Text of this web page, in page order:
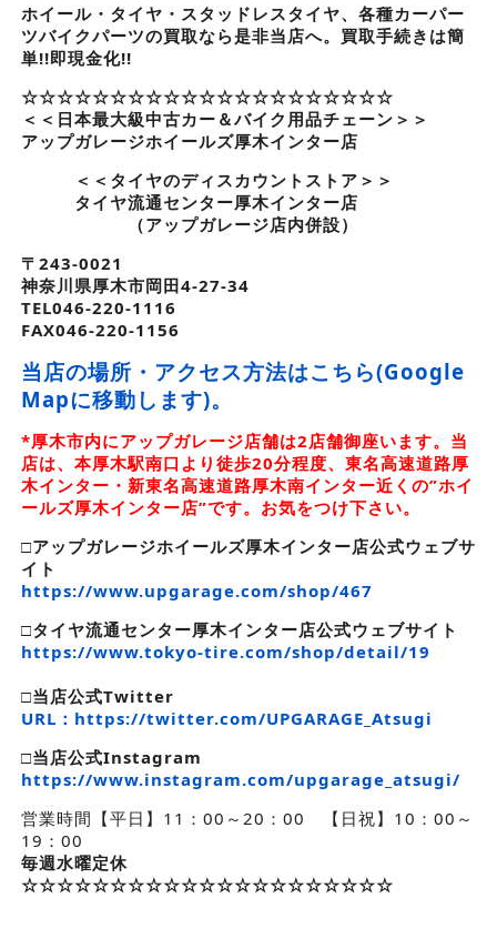
ホイール・タイヤ・スタッドレスタイヤ、各種カーパー
ツバイクパーツの買取なら是非当店へ。買取手続きは簡
単!!即現金化!!
☆☆☆☆☆☆☆☆☆☆☆☆☆☆☆☆☆☆☆☆☆
＜＜日本最大級中古カー＆バイク用品チェーン＞＞
アップガレージホイールズ厚木インター店
＜＜タイヤのディスカウントストア＞＞
タイヤ流通センター厚木インター店
（アップガレージ店内併設）
〒243-0021
神奈川県厚木市岡田4-27-34
TEL046-220-1116
FAX046-220-1156
当店の場所・アクセス方法はこちら(Google
Mapに移動します)。
*厚木市内にアップガレージ店舗は2店舗御座います。当
店は、本厚木駅南口より徒歩20分程度、東名高速道路厚
木インター・新東名高速道路厚木南インター近くの”ホイ
ールズ厚木インター店”です。お気をつけ下さい。
□アップガレージホイールズ厚木インター店公式ウェブサ
イト
https://www.upgarage.com/shop/467
□タイヤ流通センター厚木インター店公式ウェブサイト
https://www.tokyo-tire.com/shop/detail/19
□当店公式Twitter
URL：https://twitter.com/UPGARAGE_Atsugi
□当店公式Instagram
https://www.instagram.com/upgarage_atsugi/
営業時間【平日】11：00～20：00 【日祝】10：00～
19：00
毎週水曜定休
☆☆☆☆☆☆☆☆☆☆☆☆☆☆☆☆☆☆☆☆☆